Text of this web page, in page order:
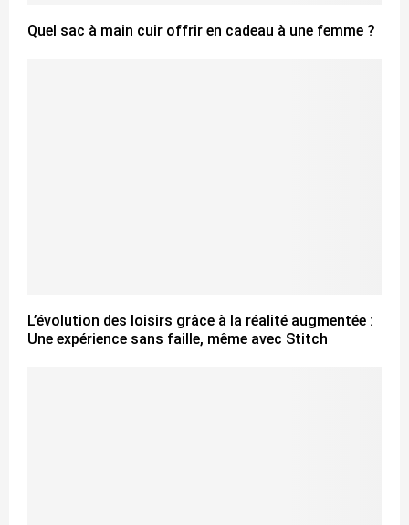
Quel sac à main cuir offrir en cadeau à une femme ?
L’évolution des loisirs grâce à la réalité augmentée :
Une expérience sans faille, même avec Stitch